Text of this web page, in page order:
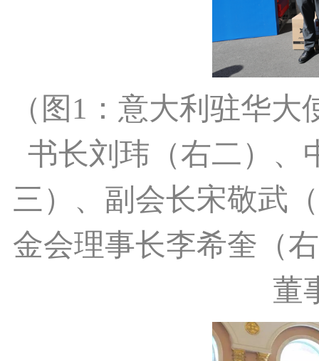
（图1：意大利驻华
书长刘玮（右二）、
三）、副会长宋敬武
金会理事长李希奎（
董